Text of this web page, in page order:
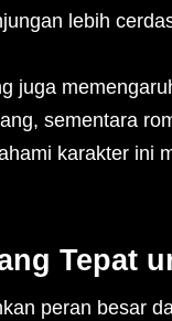
lebih
juga
sementara
karakter ini
Tepat
peran besar